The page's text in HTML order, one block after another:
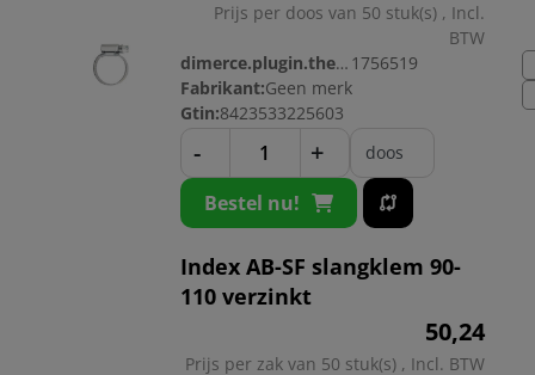
Prijs per doos van 50 stuk(s) , Incl.
BTW
dimerce.plugin.theme.productnr: 1756519
Fabrikant:Geen merk
Gtin:8423533225603
- + doos
Bestel nu!
Index AB-SF slangklem 90-
110 verzinkt
50,24
Prijs per zak van 50 stuk(s) , Incl. BTW